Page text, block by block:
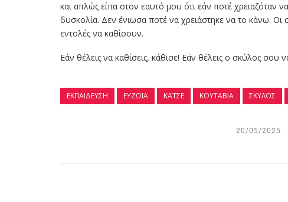
και απλώς είπα στον εαυτό μου ότι εάν ποτέ χρειαζόταν
δυσκολία. Δεν ένιωσα ποτέ να χρειάστηκε να το κάνω.
εντολές να καθίσουν.
Εάν θέλεις να καθίσεις, κάθισε! Εάν θέλεις ο σκύλος σου
ΕΚΠΑΊΔΕΥΣΗ ΕΥΖΩΊΑ ΚΑΤΣΕ ΚΟΥΤΑΒΙΑ ΣΚΎΛΟΣ
20/05/2025